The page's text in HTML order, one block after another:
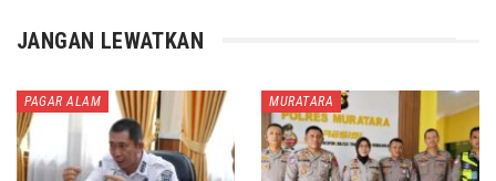
JANGAN LEWATKAN
PAGAR ALAM MURATARA